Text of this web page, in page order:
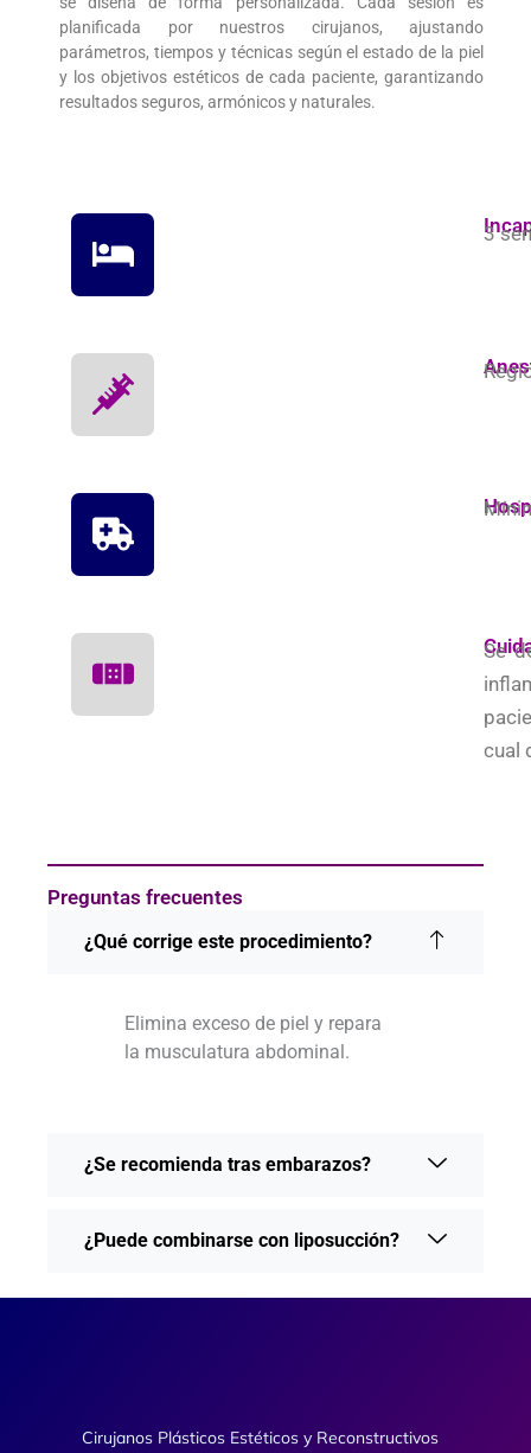
planificada por nuestros cirujanos, ajustando
parámetros, tiempos y técnicas según el estado de la piel
y los objetivos estéticos de cada paciente, garantizando
resultados seguros, armónicos y naturales.
3
Se
cual
Preguntas frecuentes
¿Qué corrige este procedimiento?
Elimina exceso de piel y repara
la musculatura abdominal.
¿Se recomienda tras embarazos?
¿Puede combinarse con liposucción?
Cirujanos Plásticos Estéticos y Reconstructivos